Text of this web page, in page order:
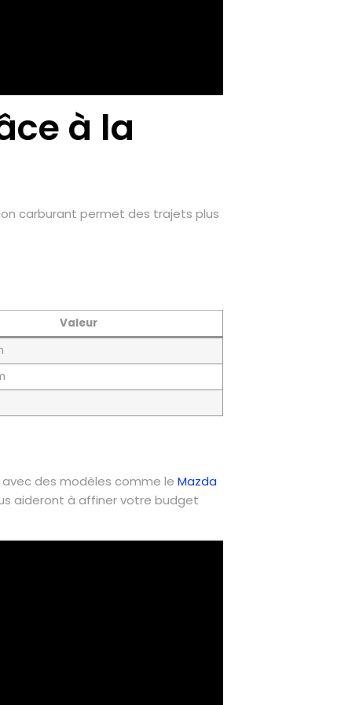
à la
carburant permet des trajets plus
Valeur
des modèles comme le Mazda
aideront à affiner votre budget